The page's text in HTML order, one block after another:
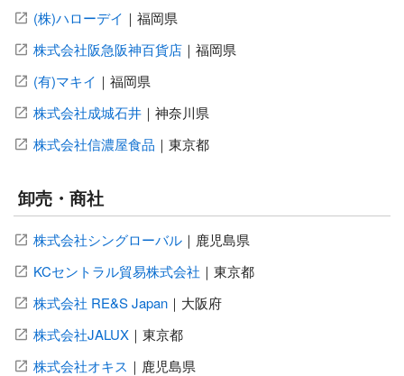
(株)ハローデイ ｜ 福岡県
株式会社阪急阪神百貨店 ｜ 福岡県
(有)マキイ ｜ 福岡県
株式会社成城石井 ｜ 神奈川県
株式会社信濃屋食品 ｜ 東京都
卸売・商社
株式会社シングローバル ｜ 鹿児島県
KCセントラル貿易株式会社 ｜ 東京都
株式会社 RE&S Japan ｜ 大阪府
株式会社JALUX ｜ 東京都
株式会社オキス ｜ 鹿児島県